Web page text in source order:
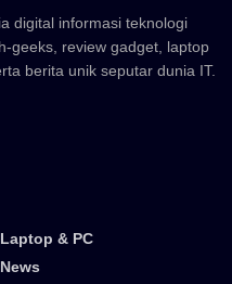
digital informasi teknologi
geeks, review gadget, laptop
berita unik seputar dunia IT.
Laptop & PC
News